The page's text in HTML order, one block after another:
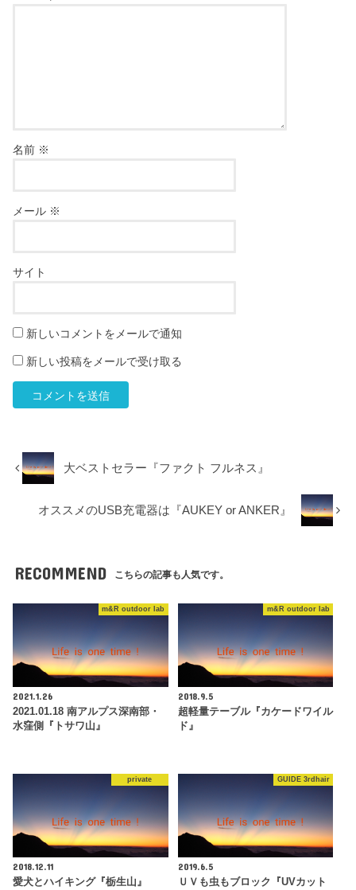
名前 ※
メール ※
サイト
新しいコメントをメールで通知
新しい投稿をメールで受け取る
大ベストセラー『ファクト フルネス』
オススメのUSB充電器は『AUKEY or ANKER』
RECOMMEND こちらの記事も人気です。
m&R outdoor lab
2021.1.26
2021.01.18 南アルプス深南部・
水窪側『トサワ山』
m&R outdoor lab
2018.9.5
超軽量テーブル『カケードワイル
ド』
private
2018.12.11
愛犬とハイキング『栃生山』
GUIDE 3rdhair
2019.6.5
ＵＶも虫もブロック『UVカット